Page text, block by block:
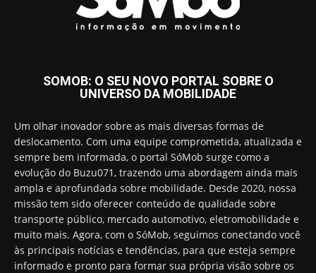
SOMOB: O SEU NOVO PORTAL SOBRE O
UNIVERSO DA MOBILIDADE
Um olhar inovador sobre as mais diversas formas de
deslocamento. Com uma equipe comprometida, atualizada e
sempre bem informada, o portal SóMob surge como a
evolução do Buzu071, trazendo uma abordagem ainda mais
ampla e aprofundada sobre mobilidade. Desde 2020, nossa
missão tem sido oferecer conteúdo de qualidade sobre
transporte público, mercado automotivo, eletromobilidade e
muito mais. Agora, com o SóMob, seguimos conectando você
às principais notícias e tendências, para que esteja sempre
informado e pronto para formar sua própria visão sobre os